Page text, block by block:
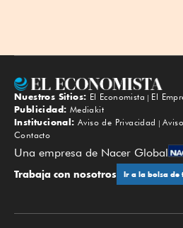
Nuestros Sitios: El Economista El
Publicidad: Mediakit
Institucional: Aviso de Privacidad
Contacto
Una empresa de Nacer Global
Trabaja con nosotros Ir a la bolsa